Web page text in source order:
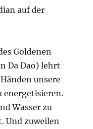
auf der
Goldenen
Da Dao) lehrt
unsere
energetisieren.
Wasser zu
Und zuweilen